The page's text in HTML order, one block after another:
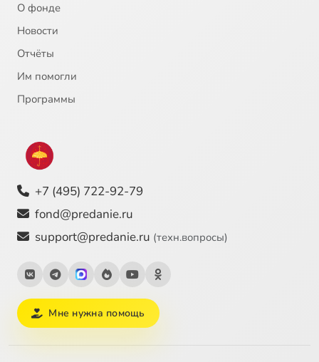
О фонде
Новости
Отчёты
Им помогли
Программы
+7 (495) 722-92-79
fond@predanie.ru
support@predanie.ru (техн.вопросы)
Мне нужна помощь